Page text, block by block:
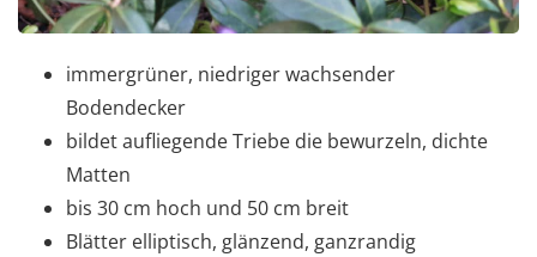
immergrüner, niedriger wachsender
Bodendecker
bildet aufliegende Triebe die bewurzeln, dichte
Matten
bis 30 cm hoch und 50 cm breit
Blätter elliptisch, glänzend, ganzrandig